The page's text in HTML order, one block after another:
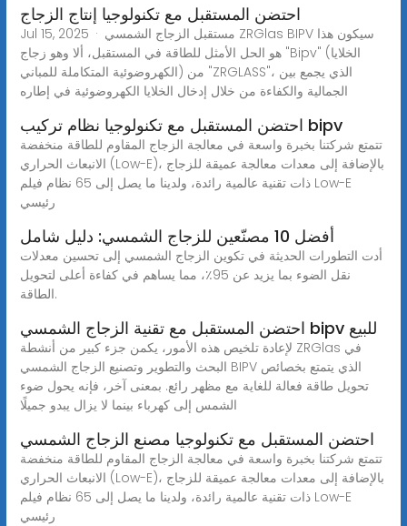
احتضن المستقبل مع تكنولوجيا إنتاج الزجاج
Jul 15, 2025 · مستقبل الزجاج الشمسي ZRGlas BIPV سيكون هذا
هو الحل الأمثل للطاقة في المستقبل، ألا وهو زجاج "Bipv" (الخلايا
الكهروضوئية المتكاملة للمباني) من "ZRGLASS"، الذي يجمع بين
الجمالية والكفاءة من خلال إدخال الخلايا الكهروضوئية في إطاره
احتضن المستقبل مع تكنولوجيا نظام تركيب bipv
تتمتع شركتنا بخبرة واسعة في معالجة الزجاج المقاوم للطاقة منخفضة
الانبعاث الحراري (Low-E)، بالإضافة إلى معدات معالجة عميقة للزجاج
ذات تقنية عالمية رائدة، ولدينا ما يصل إلى 65 نظام فيلم Low-E
رئيسي
أفضل 10 مصنّعين للزجاج الشمسي: دليل شامل
أدت التطورات الحديثة في تكوين الزجاج الشمسي إلى تحسين معدلات
نقل الضوء بما يزيد عن 95٪، مما يساهم في كفاءة أعلى لتحويل
الطاقة.
احتضن المستقبل مع تقنية الزجاج الشمسي bipv للبيع
لإعادة تلخيص هذه الأمور، يكمن جزء كبير من أنشطة ZRGlas في
البحث والتطوير وتصنيع الزجاج الشمسي BIPV الذي يتمتع بخصائص
تحويل طاقة فعالة للغاية مع مظهر رائع. بمعنى آخر، فإنه يحول ضوء
الشمس إلى كهرباء بينما لا يزال يبدو جميلًا
احتضن المستقبل مع تكنولوجيا مصنع الزجاج الشمسي
تتمتع شركتنا بخبرة واسعة في معالجة الزجاج المقاوم للطاقة منخفضة
الانبعاث الحراري (Low-E)، بالإضافة إلى معدات معالجة عميقة للزجاج
ذات تقنية عالمية رائدة، ولدينا ما يصل إلى 65 نظام فيلم Low-E
رئيسي